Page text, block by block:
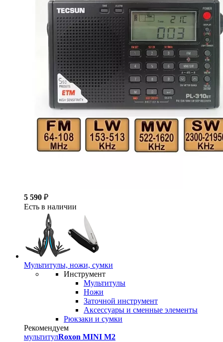
5 590 ₽
Есть в наличии
Мультитулы, ножи, сумки
Инструмент
Мультитулы
Ножи
Заточной инструмент
Аксессуары и сменные элементы
Рюкзаки и сумки
Рекомендуем
мультитулRoxon MINI M2